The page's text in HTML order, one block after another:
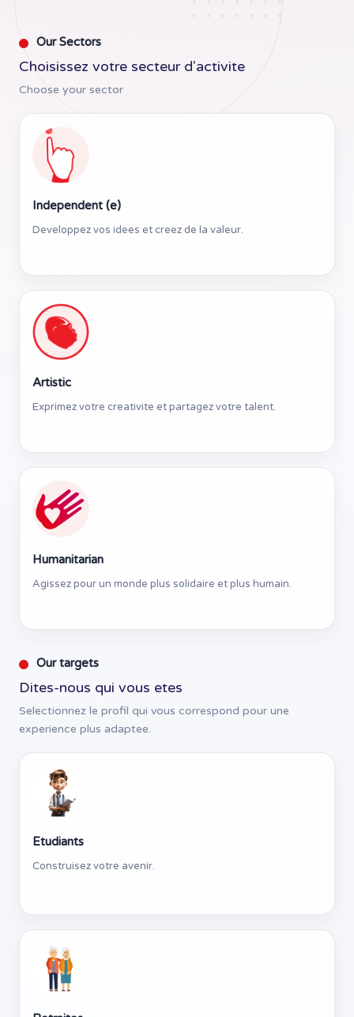
Our Sectors
Choisissez votre secteur d'activite
Choose your sector
Independent (e)
Developpez vos idees et creez de la valeur.
Artistic
Exprimez votre creativite et partagez votre talent.
Humanitarian
Agissez pour un monde plus solidaire et plus humain.
Our targets
Dites-nous qui vous etes
Selectionnez le profil qui vous correspond pour une
experience plus adaptee.
Etudiants
Construisez votre avenir.